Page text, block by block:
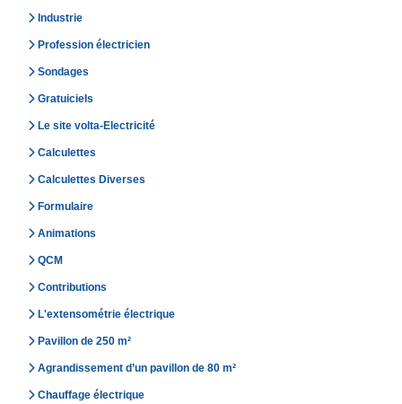
Industrie
Profession électricien
Sondages
Gratuiciels
Le site volta-Electricité
Calculettes
Calculettes Diverses
Formulaire
Animations
QCM
Contributions
L'extensométrie électrique
Pavillon de 250 m²
Agrandissement d’un pavillon de 80 m²
Chauffage électrique